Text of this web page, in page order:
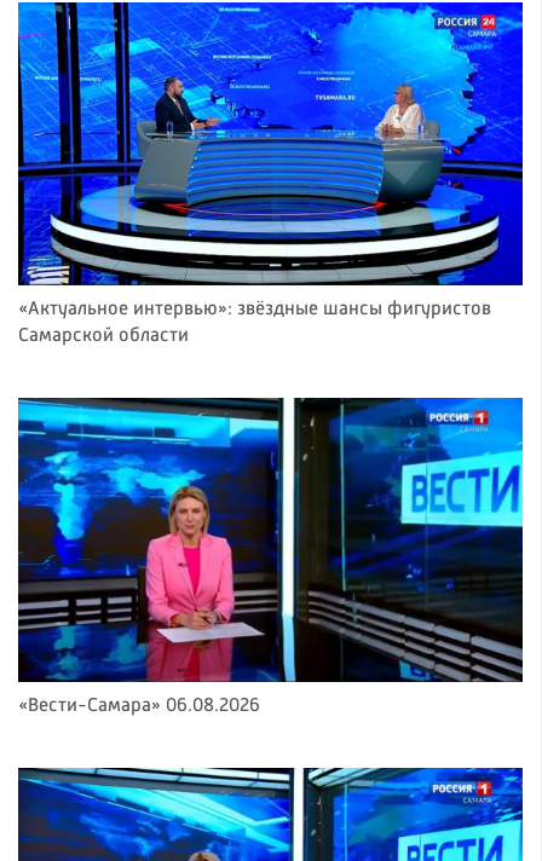
«Актуальное интервью»: звёздные шансы фигуристов
Самарской области
«Вести-Самара» 06.08.2026